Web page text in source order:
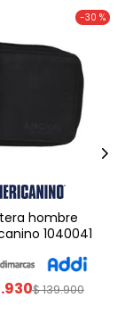
-30 %
1040041
.930$139.900